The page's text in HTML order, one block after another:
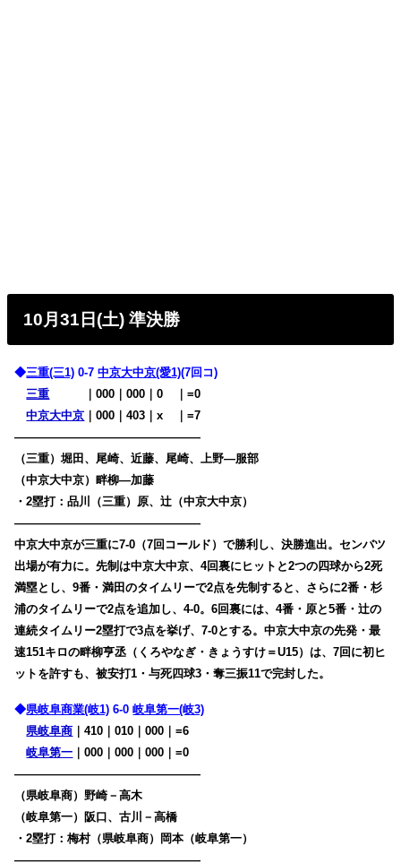
10月31日(土) 準決勝
◆三重(三1) 0-7中京大中京(愛1)(7回コ)
三重
｜000 ｜000｜0
｜=0
中京大中京 ｜000｜403｜x
｜=7
————————————————
（三重）堀田、尾崎、近藤、尾崎、上野―服部
（中京大中京）畔柳―加藤
・2塁打：品川（三重）原、辻（中京大中京）
————————————————
中京大中京が三重に7-0（7回コールド）で勝利し、決勝進出。センバツ
出場が有力に。先制は中京大中京、4回裏にヒットと2つの四球から2死
満塁とし、9番・満田のタイムリーで2点を先制すると、さらに2番・杉
浦のタイムリーで2点を追加し、4-0。6回裏には、4番・原と5番・辻の
連続タイムリー2塁打で3点を挙げ、7-0とする。中京大中京の先発・最
速151キロの畔柳亨丞（くろやなぎ・きょうすけ＝U15）は、7回に初ヒ
ットを許すも、被安打1・与死四球3・奪三振11で完封した。
◆県岐阜商業(岐1) 6-0岐阜第一(岐3)
県岐阜商 ｜410｜010｜000｜=6
岐阜第一 ｜000｜000｜000｜=0
————————————————
（県岐阜商）野崎－高木
（岐阜第一）阪口、古川－高橋
・2塁打：梅村（県岐阜商）岡本（岐阜第一）
————————————————